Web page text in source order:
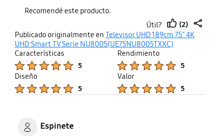
está televisión tiene todo lo que un usuario medio
necesita de sobra y supongo que los más exigentes
Recomendé este producto.
Útil?
thumb
up
(2)
share
Publicado originalmente en Televisor UHD 189cm 75" 4K
UHD Smart TV Serie NU8005(UE75NU8005TXXC)
Características
5
Rendimiento
5
Diseño
5
Valor
5
Espinete